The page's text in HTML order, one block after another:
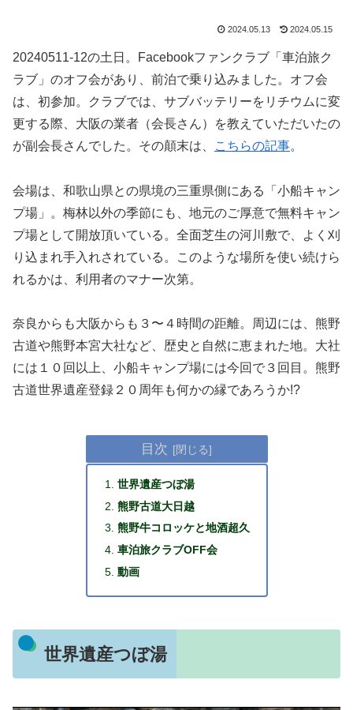
2024.05.13 2024.05.15
20240511-12の土日。Facebookファンクラブ「車泊旅ク
ラブ」のオフ会があり、前泊で乗り込みました。オフ会
は、初参加。クラブでは、サブバッテリーをリチウムに変
更する際、大阪の業者（会長さん）を教えていただいたの
が副会長さんでした。その顛末は、
こちらの記事。
会場は、和歌山県との県境の三重県側にある「小船キャン
プ場」。梅林以外の季節にも、地元のご厚意で無料キャン
プ場として開放頂いている。全面芝生の河川敷で、よく刈
り込まれ手入れされている。このような場所を使い続けら
れるかは、利用者のマナー次第。
奈良からも大阪からも３〜４時間の距離。周辺には、熊野
古道や熊野本宮大社など、歴史と自然に恵まれた地。大社
には１０回以上、小船キャンプ場には今回で３回目。熊野
古道世界遺産登録２０周年も何かの縁であろうか!?
目次
世界遺産つぼ湯
熊野古道大日越
熊野牛コロッケと地酒超久
車泊旅クラブOFF会
動画
世界遺産つぼ湯